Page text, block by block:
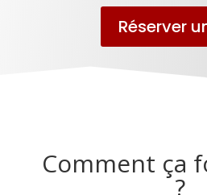
Réserver
Comment ça
?